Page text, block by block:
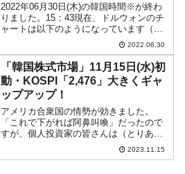
2022年06月30日(木)の韓国時間※が終わ
りました。15：43現在、ドルウォンのチ
ャートは以下のようになっています（チ
ャートは『Investing.com』より引用）。
陰線になりましたが、下ヒゲからも分か
るとおり底からは跳ね返っています...
2022.06.30
「韓国株式市場」11月15日(水)初
動・KOSPI「2,476」大きくギャ
ップアップ！
アメリカ合衆国の情勢が効きました。
「これで下がれば阿鼻叫喚」だったので
すが、個人投資家の皆さんは（とりあえ
ず）セーフ！2023年11月15日(水)の韓国
株式市場が開きました。10:05現在、
2023.11.15